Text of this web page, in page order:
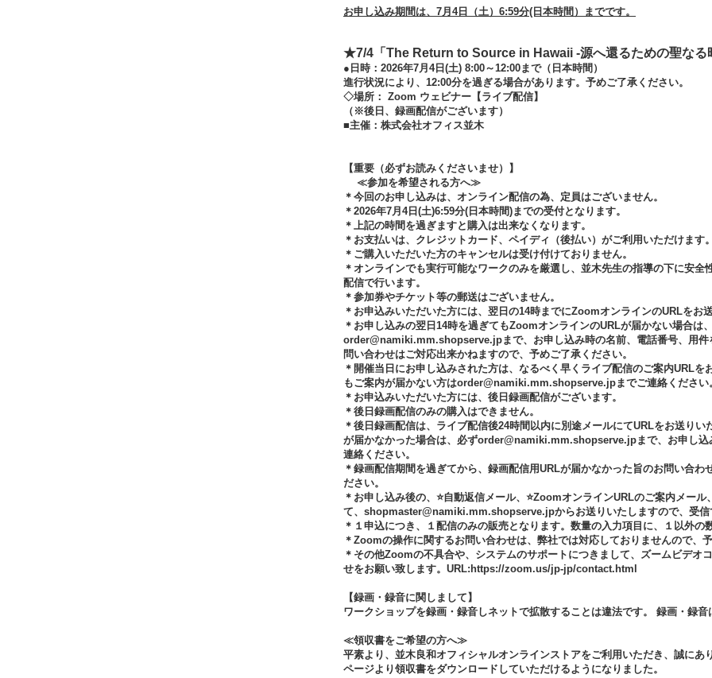
お申し込み期間は、7月4日（土）6:59分(日本時間）までです。
★7/4「The Return to Source in Hawaii -源へ還るための聖なる
●日時：2026年7月4日(土) 8:00～12:00まで（日本時間）
進行状況により、12:00分を過ぎる場合があります。予めご了承ください。
◇場所： Zoom ウェビナー【ライブ配信】
（※後日、録画配信がございます）
■主催：株式会社オフィス並木
【重要（必ずお読みくださいませ）】
≪参加を希望される方へ≫
＊今回のお申し込みは、オンライン配信の為、定員はございません。
＊2026年7月4日(土)6:59分(日本時間)までの受付となります。
＊上記の時間を過ぎますと購入は出来なくなります。
＊お支払いは、クレジットカード、ペイディ（後払い）がご利用いただけます。
＊ご購入いただいた方のキャンセルは受け付けておりません。
＊オンラインでも実行可能なワークのみを厳選し、並木先生の指導の下に安
配信で行います。
＊参加券やチケット等の郵送はございません。
＊お申込みいただいた方には、翌日の14時までにZoomオンラインのURLをお送
＊お申し込みの翌日14時を過ぎてもZoomオンラインのURLが届かない場合は
order@namiki.mm.shopserve.jpまで、お申し込み時の名前、電話番号、用件
問い合わせはご対応出来かねますので、予めご了承ください。
＊開催当日にお申し込みされた方は、なるべく早くライブ配信のご案内URL
もご案内が届かない方はorder@namiki.mm.shopserve.jpまでご連絡ください
＊お申込みいただいた方には、後日録画配信がございます。
＊後日録画配信のみの購入はできません。
＊後日録画配信は、ライブ配信後24時間以内に別途メールにてURLをお送り
が届かなかった場合は、必ずorder@namiki.mm.shopserve.jpまで、お申し込
連絡ください。
＊録画配信期間を過ぎてから、録画配信用URLが届かなかった旨のお問い合わ
ださい。
＊お申し込み後の、⭐自動返信メール、⭐ZoomオンラインURLのご案内メー
て、shopmaster@namiki.mm.shopserve.jpからお送りいたしますので、受信
＊１申込につき、１配信のみの販売となります。数量の入力項目に、１以外の
＊Zoomの操作に関するお問い合わせは、弊社では対応しておりませんので、
＊その他Zoomの不具合や、システムのサポートにつきまして、ズームビデオ
せをお願い致します。URL:https://zoom.us/jp-jp/contact.html
【録画・録音に関しまして】
ワークショップを録画・録音しネットで拡散することは違法です。 録画・録音
≪領収書をご希望の方へ≫
平素より、並木良和オフィシャルオンラインストアをご利用いただき、誠にあ
ページより領収書をダウンロードしていただけるようになりました。